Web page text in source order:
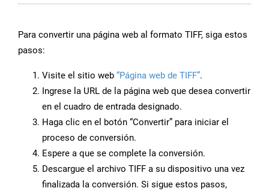
Para convertir una página web al formato TIFF, siga estos
pasos:
Visite el sitio web “Página web de TIFF”.
Ingrese la URL de la página web que desea convertir
en el cuadro de entrada designado.
Haga clic en el botón “Convertir” para iniciar el
proceso de conversión.
Espere a que se complete la conversión.
Descargue el archivo TIFF a su dispositivo una vez
finalizada la conversión. Si sigue estos pasos,